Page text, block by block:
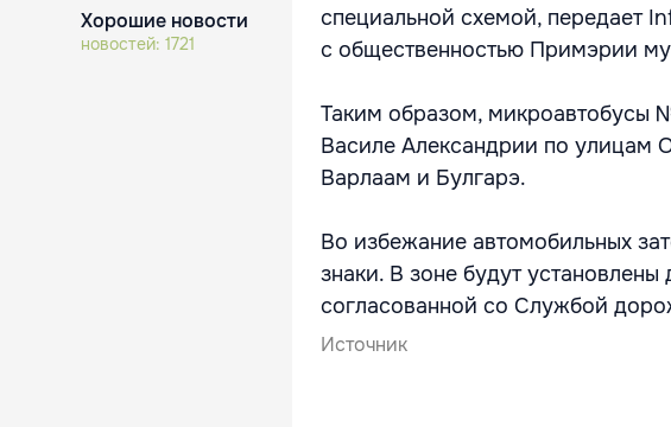
Хорошие новости
новостей: 1721
специальной схемой, передает
с общественностью Примэрии
Таким образом, микроавтобусы
Василе Александрии по улицам
Варлаам и Булгарэ.
Во избежание автомобильных
знаки. В зоне будут
согласованной со Службой
Источник